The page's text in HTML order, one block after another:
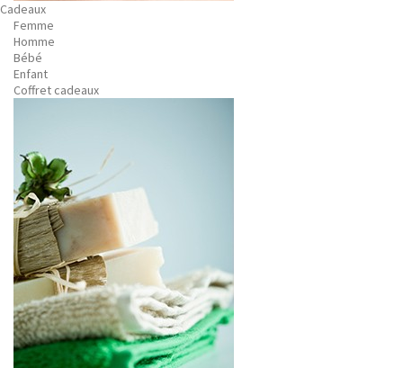
Cadeaux
Femme
Homme
Bébé
Enfant
Coffret cadeaux